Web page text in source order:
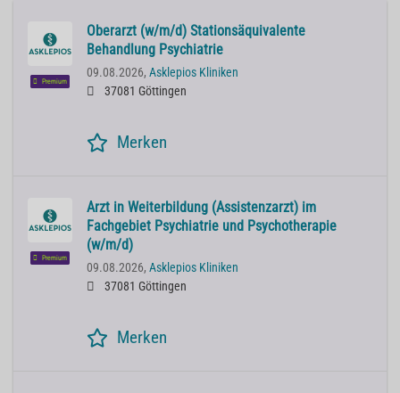
Premium
Oberarzt (w/m/d) Stationsäquivalente
Behandlung Psychiatrie
09.08.2026, Asklepios Kliniken
37081 Göttingen
Merken
Premium
Arzt in Weiterbildung (Assistenzarzt) im
Fachgebiet Psychiatrie und Psychotherapie
(w/m/d)
09.08.2026, Asklepios Kliniken
37081 Göttingen
Merken